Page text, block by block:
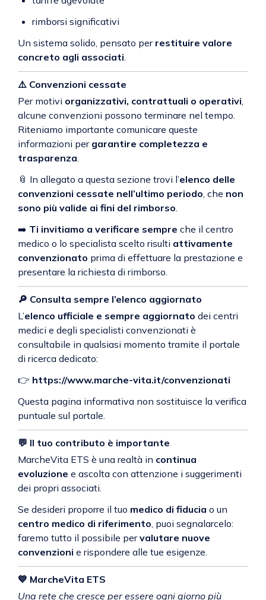
rimborsi significativi
Un sistema solido, pensato per restituire valore
concreto agli associati.
⚠️ Convenzioni cessate
Per motivi organizzativi, contrattuali o operativi,
alcune convenzioni possono terminare nel tempo.
Riteniamo importante comunicare queste
informazioni per garantire completezza e
trasparenza.
📎 In allegato a questa sezione trovi l’elenco delle
convenzioni cessate nell’ultimo periodo, che non
sono più valide ai fini del rimborso.
➡️ Ti invitiamo a verificare sempre che il centro
medico o lo specialista scelto risulti attivamente
convenzionato prima di effettuare la prestazione e
presentare la richiesta di rimborso.
🔎 Consulta sempre l’elenco aggiornato
L’elenco ufficiale e sempre aggiornato dei centri
medici e degli specialisti convenzionati è
consultabile in qualsiasi momento tramite il portale
di ricerca dedicato:
👉 https://www.marche-vita.it/convenzionati
Questa pagina informativa non sostituisce la verifica
puntuale sul portale.
💬 Il tuo contributo è importante
MarcheVita ETS è una realtà in continua
evoluzione e ascolta con attenzione i suggerimenti
dei propri associati.
Se desideri proporre il tuo medico di fiducia o un
centro medico di riferimento, puoi segnalarcelo:
faremo tutto il possibile pervalutare nuove
convenzioni e rispondere alle tue esigenze.
💙 MarcheVita ETS
Una rete che cresce per essere ogni giorno più